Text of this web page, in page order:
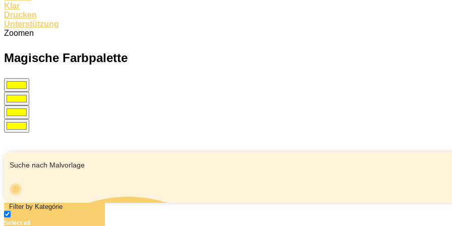
Klar
Drucken
Unterstützung
Zoomen
Magische Farbpalette
Filter by Kategórie
Select all